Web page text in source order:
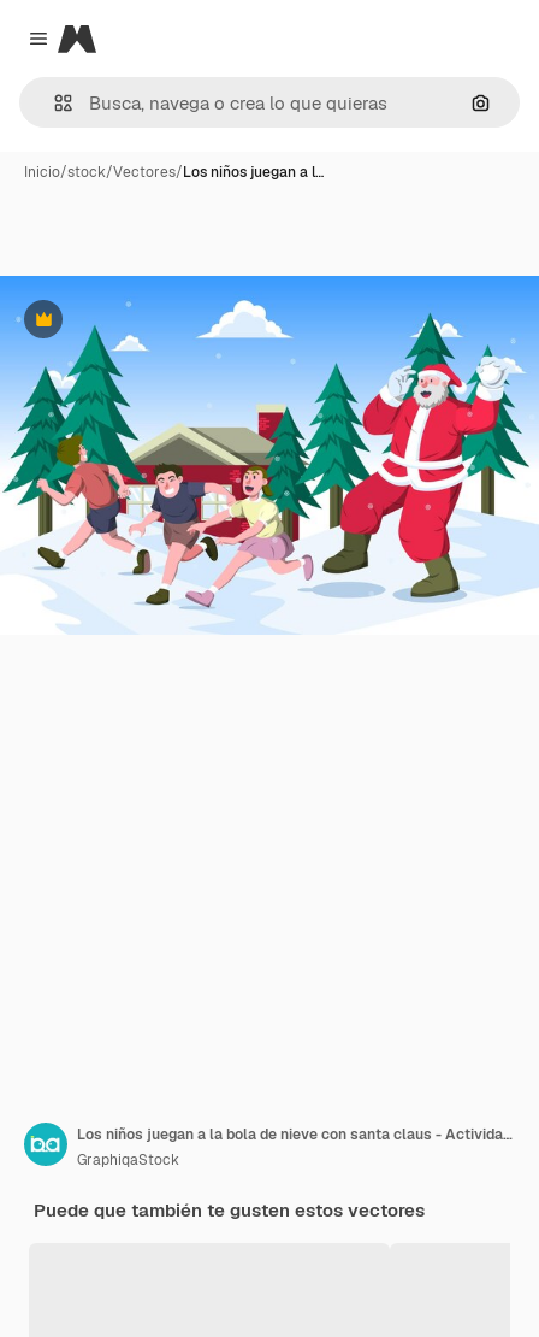
Close menu
Magnific
Inicio/stock/Vectores/Los niños juegan a l…
Premium
Los niños juegan a la bola de nieve con santa claus - Actividad de Santa
GraphiqaStock
Puede que también te gusten estos vectores